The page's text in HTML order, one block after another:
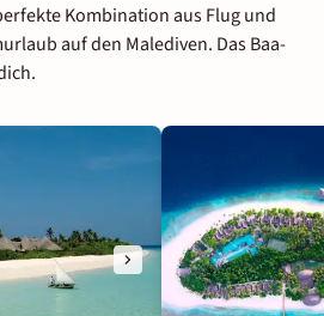
Kombination aus Flug und
auf den Malediven. Das Baa-